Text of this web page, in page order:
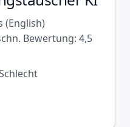
(English)
Bewertung: 4,5